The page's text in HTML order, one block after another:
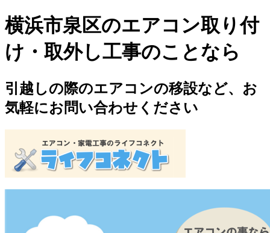
横浜市泉区のエアコン取り付
け・取外し工事のことなら
引越しの際のエアコンの移設など、お
気軽にお問い合わせください